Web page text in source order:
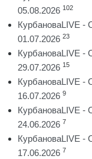
05.08.2026 102
КурбановаLIVE -
01.07.2026 23
КурбановаLIVE -
29.07.2026 15
КурбановаLIVE -
16.07.2026 9
КурбановаLIVE -
24.06.2026 7
КурбановаLIVE -
17.06.2026 7